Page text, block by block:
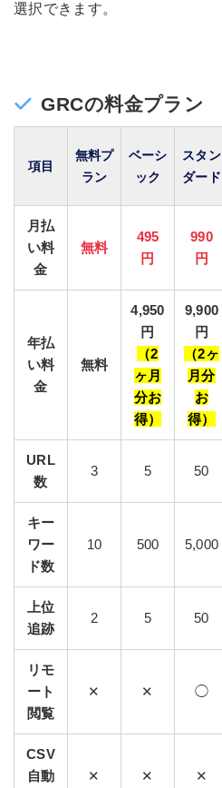
選択できます。
GRCの料金プラン
項目
無料プ
ラン
ベーシ
ック
スタン
ダード
月払
い料
金
無料
495
円
990
円
年払
い料
金
無料
4,950
円
（2
ヶ月
分お
得）
9,900
円
（2ヶ
月分
お
得）
URL
数
3 5 50
キー
ワー
ド数
10 500 5,000
上位
追跡
2 5 50
リモ
ート
閲覧
✕ ✕ ◯
CSV
自動
✕ ✕ ✕